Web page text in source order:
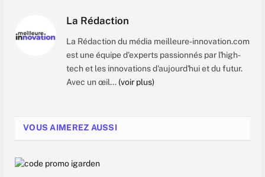
La Rédaction
La Rédaction du média meilleure-innovation.com
est une équipe d'experts passionnés par l'high-
tech et les innovations d'aujourd'hui et du futur.
Avec un œil... (voir plus)
VOUS AIMEREZ AUSSI